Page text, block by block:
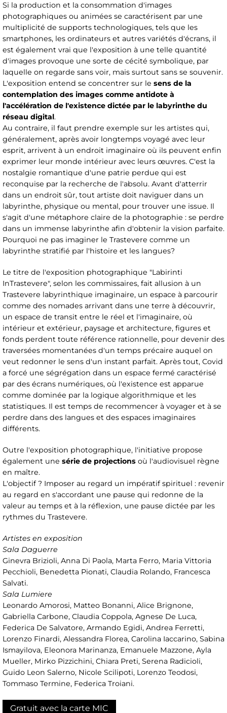
Si la production et la consommation d'images
photographiques ou animées se caractérisent par une
multiplicité de supports technologiques, tels que les
smartphones, les ordinateurs et autres variétés d'écrans, il
est également vrai que l'exposition à une telle quantité
d'images provoque une sorte de cécité symbolique, par
laquelle on regarde sans voir, mais surtout sans se souvenir.
L'exposition entend se concentrer sur le sens de la
contemplation des images comme antidote à
l'accélération de l'existence dictée par le labyrinthe du
réseau digital.
Au contraire, il faut prendre exemple sur les artistes qui,
généralement, après avoir longtemps voyagé avec leur
esprit, arrivent à un endroit imaginaire où ils peuvent enfin
exprimer leur monde intérieur avec leurs œuvres. C'est la
nostalgie romantique d'une patrie perdue qui est
reconquise par la recherche de l'absolu. Avant d'atterrir
dans un endroit sûr, tout artiste doit naviguer dans un
labyrinthe, physique ou mental, pour trouver une issue. Il
s'agit d'une métaphore claire de la photographie : se perdre
dans un immense labyrinthe afin d'obtenir la vision parfaite.
Pourquoi ne pas imaginer le Trastevere comme un
labyrinthe stratifié par l'histoire et les langues?
Le titre de l'exposition photographique "Labirinti
InTrastevere", selon les commissaires, fait allusion à un
Trastevere labyrinthique imaginaire, un espace à parcourir
comme des nomades arrivant dans une terre à découvrir,
un espace de transit entre le réel et l'imaginaire, où
intérieur et extérieur, paysage et architecture, figures et
fonds perdent toute référence rationnelle, pour devenir des
traversées momentanées d'un temps précaire auquel on
veut redonner le sens d'un instant parfait. Après tout, Covid
a forcé une ségrégation dans un espace fermé caractérisé
par des écrans numériques, où l'existence est apparue
comme dominée par la logique algorithmique et les
statistiques. Il est temps de recommencer à voyager et à se
perdre dans des langues et des espaces imaginaires
différents.
Outre l'exposition photographique, l'initiative propose
également une série de projections où l'audiovisuel règne
en maître.
L'objectif ? Imposer au regard un impératif spirituel : revenir
au regard en s'accordant une pause qui redonne de la
valeur au temps et à la réflexion, une pause dictée par les
rythmes du Trastevere.
Artistes en exposition
Sala Daguerre
Ginevra Brizioli, Anna Di Paola, Marta Ferro, Maria Vittoria
Pecchioli, Benedetta Pionati, Claudia Rolando, Francesca
Salvati.
Sala Lumiere
Leonardo Amorosi, Matteo Bonanni, Alice Brignone,
Gabriella Carbone, Claudia Coppola, Agnese De Luca,
Federica De Salvatore, Armando Egidi, Andrea Ferretti,
Lorenzo Finardi, Alessandra Florea, Carolina Iaccarino, Sabina
Ismayilova, Eleonora Marinanza, Emanuele Mazzone, Ayla
Mueller, Mirko Pizzichini, Chiara Preti, Serena Radicioli,
Guido Leon Salerno, Nicole Scilipoti, Lorenzo Teodosi,
Tommaso Termine, Federica Troiani.
Gratuit avec la carte MIC